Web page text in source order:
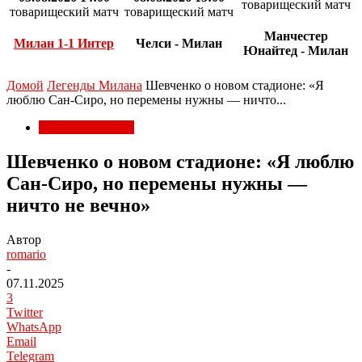
товарищеский матч
Милан 1-1 Интер
товарищеский матч
Челси - Милан
товарищеский матч
Манчестер
Юнайтед - Милан
Домой Легенды Милана Шевченко о новом стадионе: «Я
люблю Сан-Сиро, но перемены нужны — ничто...
Шевченко о новом стадионе: «Я люблю
Сан-Сиро, но перемены нужны —
ничто не вечно»
Автор
romario
-
07.11.2025
3
Twitter
WhatsApp
Email
Telegram